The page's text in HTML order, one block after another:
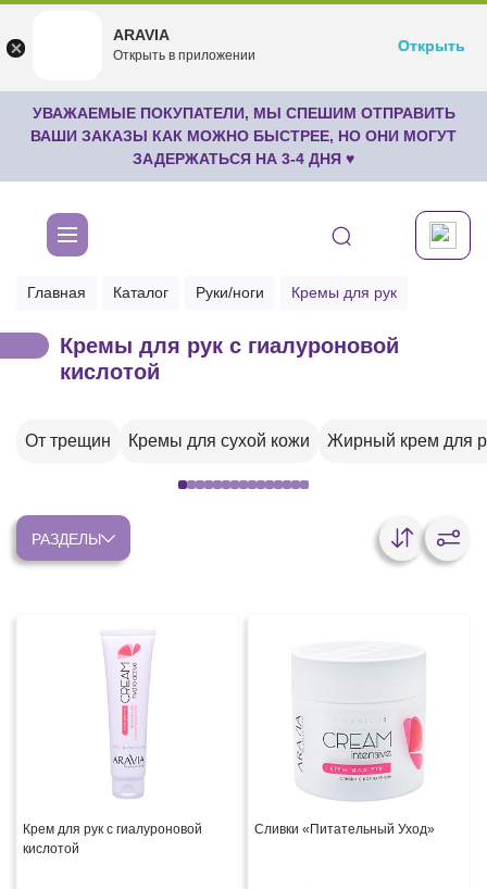
undefined
Бесплатноru.aravia.new
Открыть
УВАЖАЕМЫЕ ПОКУПАТЕЛИ, МЫ СПЕШИМ ОТПРАВИТЬ
ВАШИ ЗАКАЗЫ КАК МОЖНО БЫСТРЕЕ, НО ОНИ МОГУТ
ЗАДЕРЖАТЬСЯ НА 3-4 ДНЯ ♥
Главная Каталог Руки/ноги Кремы для рук
Кремы для рук с гиалуроновой
кислотой
От трещин Кремы для сухой кожи Жирный крем для
РАЗДЕЛЫ
Крем для рук с гиалуроновой
кислотой
Сливки «Питательный Уход»
ARAVIA
Открыть в приложении
Открыть